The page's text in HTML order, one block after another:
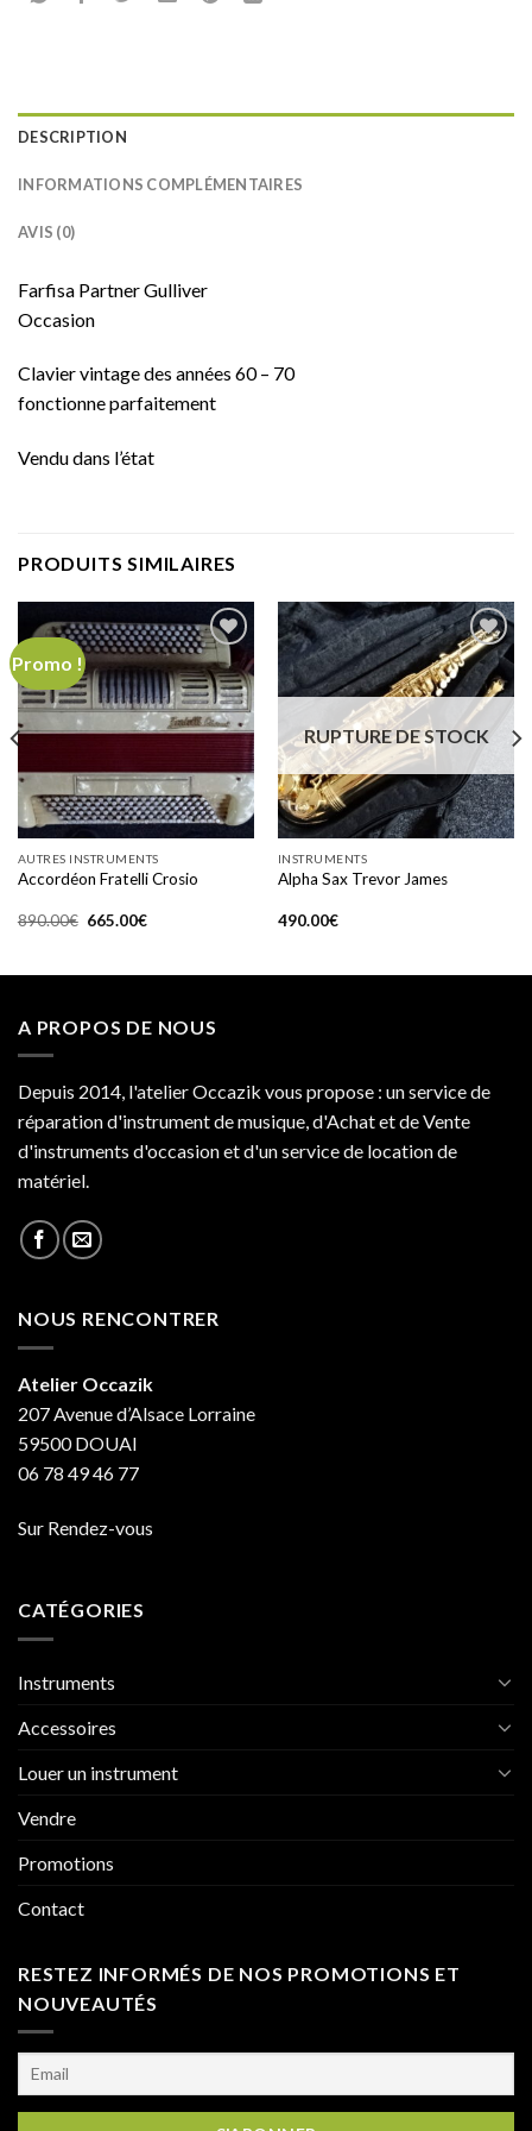
DESCRIPTION
INFORMATIONS COMPLÉMENTAIRES
AVIS (0)
Farfisa Partner Gulliver
Occasion
Clavier vintage des années 60 – 70
fonctionne parfaitement
Vendu dans l’état
PRODUITS SIMILAIRES
Promo !
Add to
wishlist
AUTRES INSTRUMENTS
Accordéon Fratelli Crosio
890.00€ Le
890.00€.
665.00€Le
665.00€.
Add to
wishlist
RUPTURE DE STOCK
INSTRUMENTS
Alpha Sax Trevor James
490.00€
A PROPOS DE NOUS
Depuis 2014, l'atelier Occazik vous propose : un service de
réparation d'instrument de musique, d'Achat et de Vente
d'instruments d'occasion et d'un service de location de
matériel.
NOUS RENCONTRER
Atelier Occazik
207 Avenue d’Alsace Lorraine
59500 DOUAI
06 78 49 46 77
Sur Rendez-vous
CATÉGORIES
Instruments
Accessoires
Louer un instrument
Vendre
Promotions
Contact
RESTEZ INFORMÉS DE NOS PROMOTIONS ET
NOUVEAUTÉS